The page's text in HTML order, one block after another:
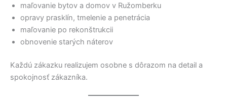
maľovanie bytov a domov v Ružomberku
opravy prasklín, tmelenie a penetrácia
maľovanie po rekonštrukcii
obnovenie starých náterov
Každú zákazku realizujem osobne s dôrazom na detail a
spokojnosť zákazníka.